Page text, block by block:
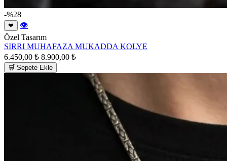
-%28
❤
👁
Özel Tasarım
SIRRI MUHAFAZA MUKADDA KOLYE
6.450,00 ₺ 8.900,00 ₺
🛒 Sepete Ekle